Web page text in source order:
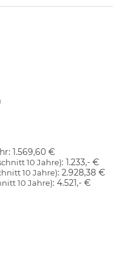
1.569,60 €
10 Jahre): 1.233,- €
10 Jahre): 2.928,38 €
10 Jahre): 4.521,- €